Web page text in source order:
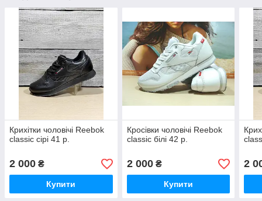
Крихітки чоловічі Reebok
classic сірі 41 р.
2 000 ₴
Купити
Кросівки чоловічі Reebok
classic білі 42 р.
2 000₴
Купити
2